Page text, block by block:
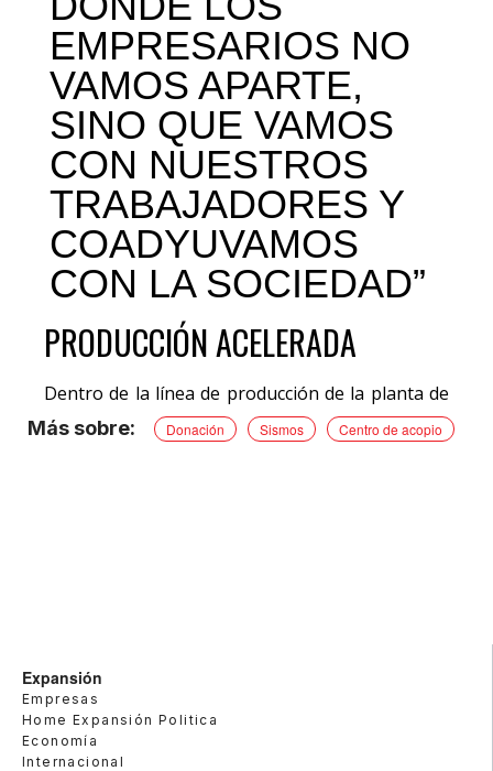
Donación Sismos Centro de acopio
Expansión
Empresas
Home Expansión Politica
Economía
Internacional